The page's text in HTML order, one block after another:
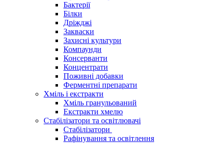
Бактерії
Білки
Дріжджі
Закваски
Захисні культури
Компаунди
Консерванти
Концентрати
Поживні добавки
Ферментні препарати
Хміль і екстракти
Хміль гранульований
Екстракти хмелю
Стабілізатори та освітлювачі
Стабілізатори
Рафінування та освітлення